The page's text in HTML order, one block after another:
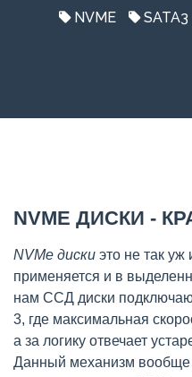
NVME SATA3
NVME ДИСКИ -
NVMe диски это не так
применяется и в
нам ССД диски
3, где максимальная
а за логику отвечает
Данный механизм вообще